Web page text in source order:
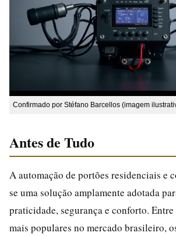
Confirmado por Stéfano Barcellos (imagem
Antes de Tudo
A automação de portões residenciais e
se uma solução amplamente adotada
praticidade, segurança e conforto.
mais populares no mercado brasileiro,